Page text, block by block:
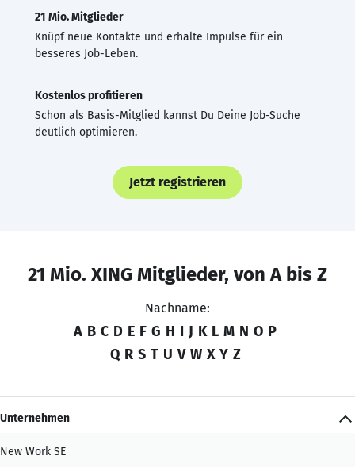
21 Mio. Mitglieder
Knüpf neue Kontakte und erhalte Impulse für ein
besseres Job-Leben.
Kostenlos profitieren
Schon als Basis-Mitglied kannst Du Deine Job-Suche
deutlich optimieren.
Jetzt registrieren
21 Mio. XING Mitglieder, von A bis Z
Nachname:
A B C D E F G H I J K L M N O P
Q R S T U V W X Y Z
Unternehmen
New Work SE